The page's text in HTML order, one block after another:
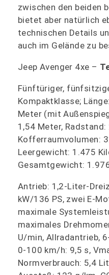
zwischen den beiden
bietet aber natürlich
technischen Details
auch im Gelände zu
Jeep Avenger 4xe –
Fünftüriger,
Kompaktklasse;
Meter (mit
1,54 Meter, Radstand:
Kofferraumvolumen:
Leergewicht: 1.475
Gesamtgewicht:
Antrieb: 1,2-Liter-
kW/136 PS, zwei E-
maximale
maximales
U/min, Allradantrieb,
0-100 km/h: 9,5 s,
Normverbrauch: 5,4